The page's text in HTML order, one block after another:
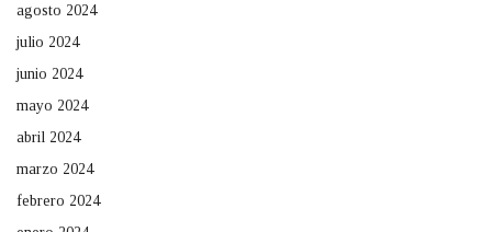
agosto 2024
julio 2024
junio 2024
mayo 2024
abril 2024
marzo 2024
febrero 2024